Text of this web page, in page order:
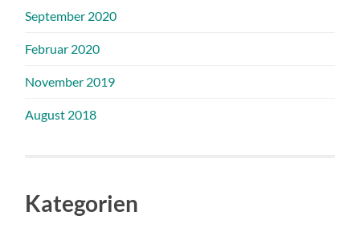
September 2020
Februar 2020
November 2019
August 2018
Kategorien